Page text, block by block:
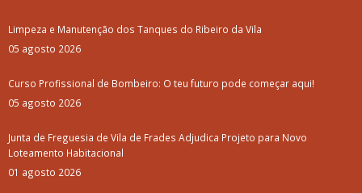
Limpeza e Manutenção dos Tanques do Ribeiro da Vila
05 agosto 2026
Curso Profissional de Bombeiro: O teu futuro pode começar aqui!
05 agosto 2026
Junta de Freguesia de Vila de Frades Adjudica Projeto para Novo
Loteamento Habitacional
01 agosto 2026